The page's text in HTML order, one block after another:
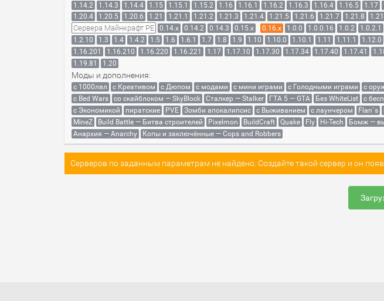
1.14.2
1.14.3 1.14.4 1.15 1.15.1 1.15.2 1.16 1.16.1 1.16.2 1.16.3 1.16.4 1.16.5 1.17
1.20.4
1.20.5 1.20.6 1.21 1.21.1 1.21.2 1.21.3 1.21.4 1.21.5 1.21.6 1.21.7 1.21.8
Сервера Майнкрафт PE 0.14.x 0.14.2 0.14.3 0.15.x 0.16.x 1.0.0 1.0.0.16 1.0.2 1.0.2.1
1.2.10
1.3 1.4 1.4.2 1.5 1.6 1.6.1 1.7 1.8 1.9 1.10 1.10.0 1.10.1 1.11 1.11.1 1.12.0
1.16.201
1.16.210 1.16.220 1.16.221 1.17 1.17.10 1.17.30 1.17.34 1.17.40 1.17.41
1.19.81
1.20
Моды и дополнения:
с 1000лвл c Креативом с Дюпом с модами с мини играми с Голодными играми с
с Bed Wars
со скайблоком — SkyBlock Сталкер — Stalker ГТА 5 — GTA Без WhiteList с
с Экономикой
пиратские PVE Зомби апокалипсис с Выживанием с лаунчером Flan`s
MineZ
Build Battle — Битва строителей Pixelmon BuildCraft Quake Fly Hi-Tech Бомж —
Анархия — Anarchy
Копы и заключённые — Cops and Robbers
Серверов по заданным параметрам не найдено. Создайте такой сервер и он